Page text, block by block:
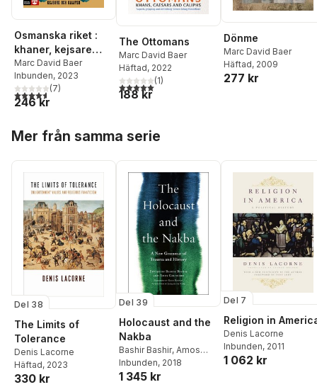
Osmanska riket :
khaner, kejsare
och kalifer
Marc David Baer
Inbunden, 2023
4,6utav 5 stjärnor. Totalt antal röster:
(7)
246 kr
The Ottomans
Marc David Baer
Häftad, 2022
5,0utav 5 stjärnor. Totalt antal röster:
(1)
188 kr
Dönme
Marc David Baer
Häftad, 2009
277 kr
Mer från samma serie
Del 38
The Limits of
Tolerance
Denis Lacorne
Häftad, 2023
330 kr
Del 39
Holocaust and the
Nakba
Bashir Bashir, Amos
Goldberg
Inbunden, 2018
1 345 kr
Del 7
Religion in
Denis Lacorne
Inbunden, 2011
1 062 kr